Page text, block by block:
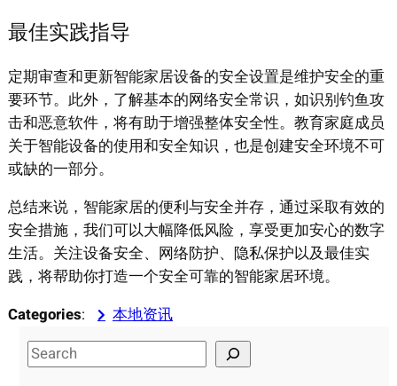
最佳实践指导
定期审查和更新智能家居设备的安全设置是维护安全的重
要环节。此外，了解基本的网络安全常识，如识别钓鱼攻
击和恶意软件，将有助于增强整体安全性。教育家庭成员
关于智能设备的使用和安全知识，也是创建安全环境不可
或缺的一部分。
总结来说，智能家居的便利与安全并存，通过采取有效的
安全措施，我们可以大幅降低风险，享受更加安心的数字
生活。关注设备安全、网络防护、隐私保护以及最佳实
践，将帮助你打造一个安全可靠的智能家居环境。
Categories:
本地资讯
S
e